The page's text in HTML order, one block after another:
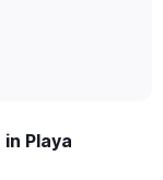
Playa